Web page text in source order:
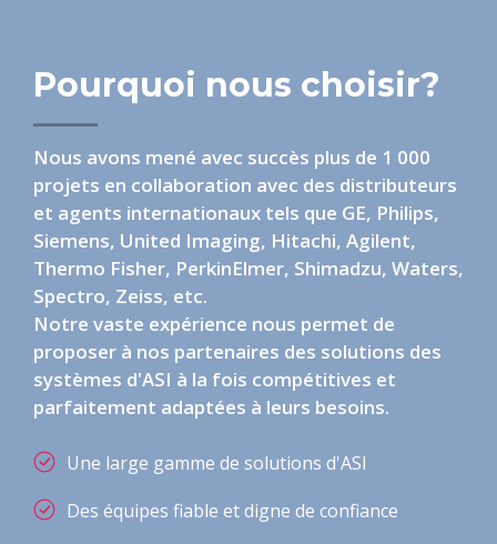
Pourquoi nous choisir?
Nous avons mené avec succès plus de 1 000
projets en collaboration avec des distributeurs
et agents internationaux tels que GE, Philips,
Siemens, United Imaging, Hitachi, Agilent,
Thermo Fisher, PerkinElmer, Shimadzu, Waters,
Spectro, Zeiss, etc.
Notre vaste expérience nous permet de
proposer à nos partenaires des solutions des
systèmes d'ASI à la fois compétitives et
parfaitement adaptées à leurs besoins.
Une large gamme de solutions d'ASI
Des équipes fiable et digne de confiance